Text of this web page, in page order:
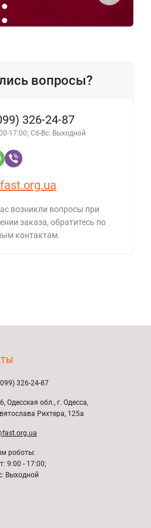
FUSION H27/2 12V 27W
вопросы?
326-24-87
17:00; Сб-Вс: Выходной
возникли вопросы при
заказа, обратитесь по
контактам.
326-24-87
Одесская обл., г. Одесса,
Рихтера, 125а
роботы:
9:00 - 17:00;
Выходной